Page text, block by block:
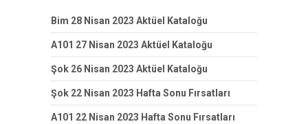
Bim 28 Nisan 2023 Aktüel Kataloğu
A101 27 Nisan 2023 Aktüel Kataloğu
Şok 26 Nisan 2023 Aktüel Kataloğu
Şok 22 Nisan 2023 Hafta Sonu Fırsatları
A101 22 Nisan 2023 Hafta Sonu Fırsatları